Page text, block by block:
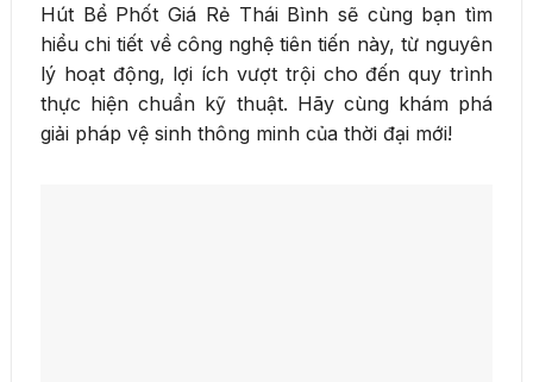
Hút Bể Phốt Giá Rẻ Thái Bình sẽ cùng bạn tìm
hiểu chi tiết về công nghệ tiên tiến này, từ nguyên
lý hoạt động, lợi ích vượt trội cho đến quy trình
thực hiện chuẩn kỹ thuật. Hãy cùng khám phá
giải pháp vệ sinh thông minh của thời đại mới!